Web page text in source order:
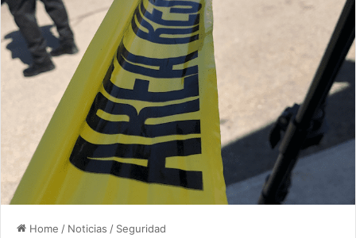
Home / Noticias / Seguridad